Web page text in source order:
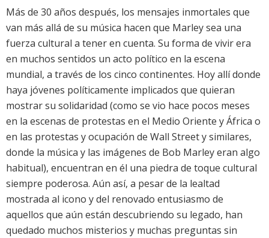
Más de 30 años después, los mensajes inmortales que
van más allá de su música hacen que Marley sea una
fuerza cultural a tener en cuenta. Su forma de vivir era
en muchos sentidos un acto político en la escena
mundial, a través de los cinco continentes. Hoy allí donde
haya jóvenes políticamente implicados que quieran
mostrar su solidaridad (como se vio hace pocos meses
en la escenas de protestas en el Medio Oriente y África o
en las protestas y ocupación de Wall Street y similares,
donde la música y las imágenes de Bob Marley eran algo
habitual), encuentran en él una piedra de toque cultural
siempre poderosa. Aún así, a pesar de la lealtad
mostrada al icono y del renovado entusiasmo de
aquellos que aún están descubriendo su legado, han
quedado muchos misterios y muchas preguntas sin